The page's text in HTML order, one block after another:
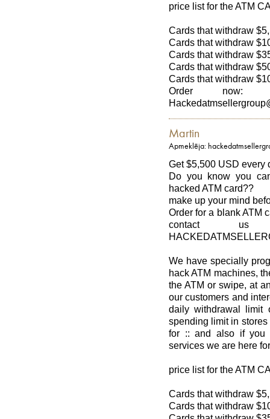
price list for the ATM
Cards that withdraw
Cards that withdraw
Cards that withdraw
Cards that withdraw
Cards that withdraw
Order now:
Martin
Apmeklēja:
Get $5,500 USD every
Do you know you
hacked ATM card??
make up your mind
Order for a blank ATM
contact us
We have specially
hack ATM machines,
the ATM or swipe, at
our customers and
daily withdrawal limit
spending limit in
for :: and also if you
services we are here
price list for the ATM
Cards that withdraw
Cards that withdraw